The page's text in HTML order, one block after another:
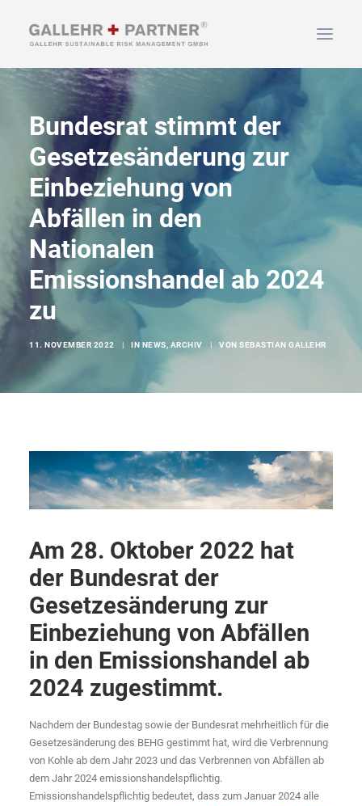
ÜBER UNS
LEISTUNGEN
NEWS & INFOS
KONTAKT
SUCHEN
Bundesrat stimmt der
Gesetzesänderung zur
Einbeziehung von
Abfällen in den
Nationalen
Emissionshandel ab 2024
zu
11. NOVEMBER 2022 | IN NEWS, ARCHIV | VON SEBASTIAN GALLEHR
Am 28. Oktober 2022 hat
der Bundesrat der
Gesetzesänderung zur
Einbeziehung von Abfällen
in den Emissionshandel ab
2024 zugestimmt.
Nachdem der Bundestag sowie der Bundesrat mehrheitlich für die
Gesetzesänderung des BEHG gestimmt hat, wird die Verbrennung
von Kohle ab dem Jahr 2023 und das Verbrennen von Abfällen ab
dem Jahr 2024 emissionshandelspflichtig.
Emissionshandelspflichtig bedeutet, dass zum Januar 2024 alle